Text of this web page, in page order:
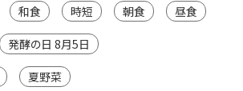
和食 時短 朝食 昼食
発酵の日 8月5日
夏野菜